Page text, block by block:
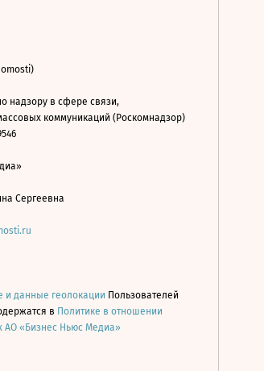
надзору в сфере связи,
коммуникаций (Роскомнадзор)
Сергеевна
и данные геолокации Пользователей
в Политике в отношении
АО «Бизнес Ньюс Медиа»